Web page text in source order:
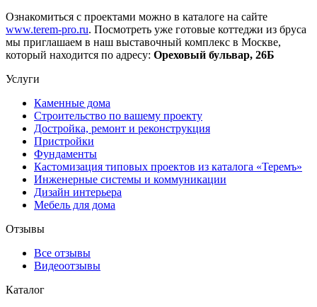
Ознакомиться с проектами можно в каталоге на сайте
www.terem-pro.ru. Посмотреть уже готовые коттеджи из бруса
мы приглашаем в наш выставочный комплекс в Москве,
который находится по адресу: Ореховый бульвар, 26Б
Услуги
Каменные дома
Строительство по вашему проекту
Достройка, ремонт и реконструкция
Пристройки
Фундаменты
Кастомизация типовых проектов из каталога «Теремъ»
Инженерные системы и коммуникации
Дизайн интерьера
Мебель для дома
Отзывы
Все отзывы
Видеоотзывы
Каталог